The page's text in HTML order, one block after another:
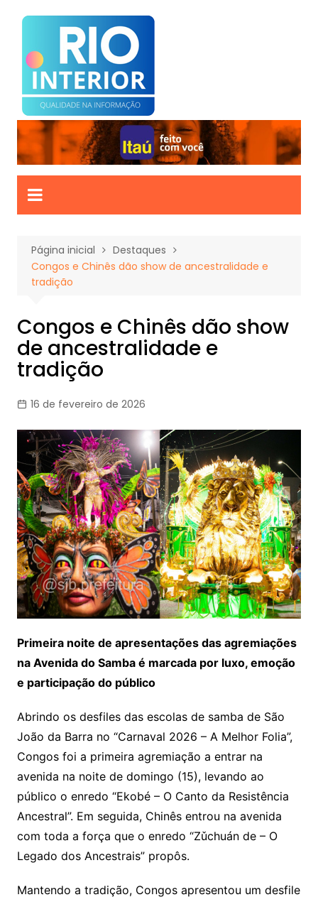
para
conteúdo
Página inicial
Destaques
Congos e Chinês dão show de ancestralidade e
tradição
Congos e Chinês dão show
de ancestralidade e
tradição
16 de fevereiro de 2026
Primeira noite de apresentações das agremiações
na Avenida do Samba é marcada por luxo, emoção
e participação do público
Abrindo os desfiles das escolas de samba de São
João da Barra no “Carnaval 2026 – A Melhor Folia”,
Congos foi a primeira agremiação a entrar na
avenida na noite de domingo (15), levando ao
público o enredo “Ekobé – O Canto da Resistência
Ancestral”. Em seguida, Chinês entrou na avenida
com toda a força que o enredo “Zǔchuán de – O
Legado dos Ancestrais” propôs.
Mantendo a tradição, Congos apresentou um desfile